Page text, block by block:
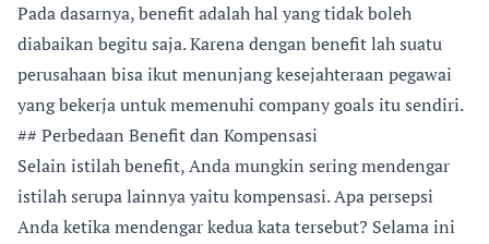
Pada dasarnya, benefit adalah hal yang tidak boleh
diabaikan begitu saja. Karena dengan benefit lah suatu
perusahaan bisa ikut menunjang kesejahteraan pegawai
yang bekerja untuk memenuhi company goals itu sendiri.
## Perbedaan Benefit dan Kompensasi
Selain istilah benefit, Anda mungkin sering mendengar
istilah serupa lainnya yaitu kompensasi. Apa persepsi
Anda ketika mendengar kedua kata tersebut? Selama ini